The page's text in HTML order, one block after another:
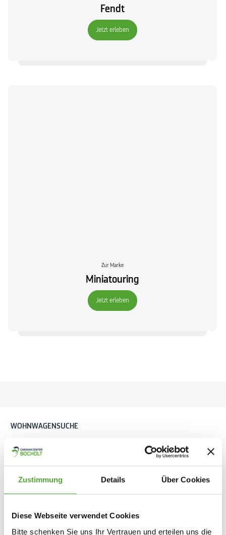
Zustimmung Details Über Cookies
Diese Webseite verwendet Cookies
Bitte schenken Sie uns Ihr Vertrauen und erteilen uns die
Fendt
Jetzt erleben
Zur Marke
Miniatouring
Jetzt erleben
WOHNWAGENSUCHE
176 Fahrzeuge
Filter zurücksetzen